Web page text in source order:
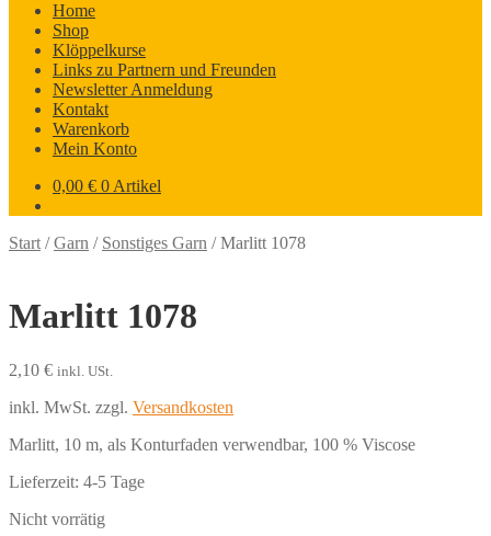
Home
Shop
Klöppelkurse
Links zu Partnern und Freunden
Newsletter Anmeldung
Kontakt
Warenkorb
Mein Konto
0,00 € 0 Artikel
Start /Garn / Sonstiges Garn /Marlitt 1078
Marlitt 1078
2,10 € inkl. USt.
inkl. MwSt. zzgl. Versandkosten
Marlitt, 10 m, als Konturfaden verwendbar, 100 % Viscose
Lieferzeit: 4-5 Tage
Nicht vorrätig